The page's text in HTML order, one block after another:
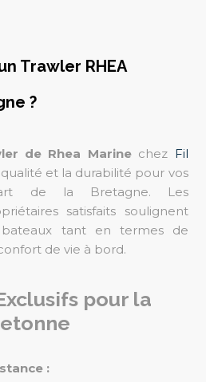
Trawler RHEA
?
de Rhea Marinechez Fil
qualité et la durabilité pour vos
de la Bretagne. Les
satisfaits soulignent
tant en termes de
de vie à bord.
pour la
: